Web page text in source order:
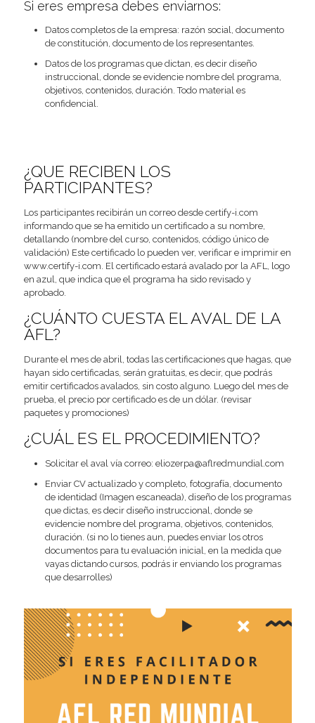
Si eres empresa debes enviarnos:
Datos completos de la empresa: razón social, documento
de constitución, documento de los representantes.
Datos de los programas que dictan, es decir diseño
instruccional, donde se evidencie nombre del programa,
objetivos, contenidos, duración. Todo material es
confidencial.
¿QUE RECIBEN LOS
PARTICIPANTES?
Los participantes recibirán un correo desde certify-i.com
informando que se ha emitido un certificado a su nombre,
detallando (nombre del curso, contenidos, código único de
validación) Este certificado lo pueden ver, verificar e imprimir en
www.certify-i.com. El certificado estará avalado por la AFL, logo
en azul, que indica que el programa ha sido revisado y
aprobado.
¿CUÁNTO CUESTA EL AVAL DE LA
AFL?
Durante el mes de abril, todas las certificaciones que hagas, que
hayan sido certificadas, serán gratuitas, es decir, que podrás
emitir certificados avalados, sin costo alguno. Luego del mes de
prueba, el precio por certificado es de un dólar. (revisar
paquetes y promociones)
¿CUÁL ES EL PROCEDIMIENTO?
Solicitar el aval vía correo: eliozerpa@aflredmundial.com
Enviar CV actualizado y completo, fotografía, documento
de identidad (Imagen escaneada), diseño de los programas
que dictas, es decir diseño instruccional, donde se
evidencie nombre del programa, objetivos, contenidos,
duración. (si no lo tienes aun, puedes enviar los otros
documentos para tu evaluación inicial, en la medida que
vayas dictando cursos, podrás ir enviando los programas
que desarrolles)